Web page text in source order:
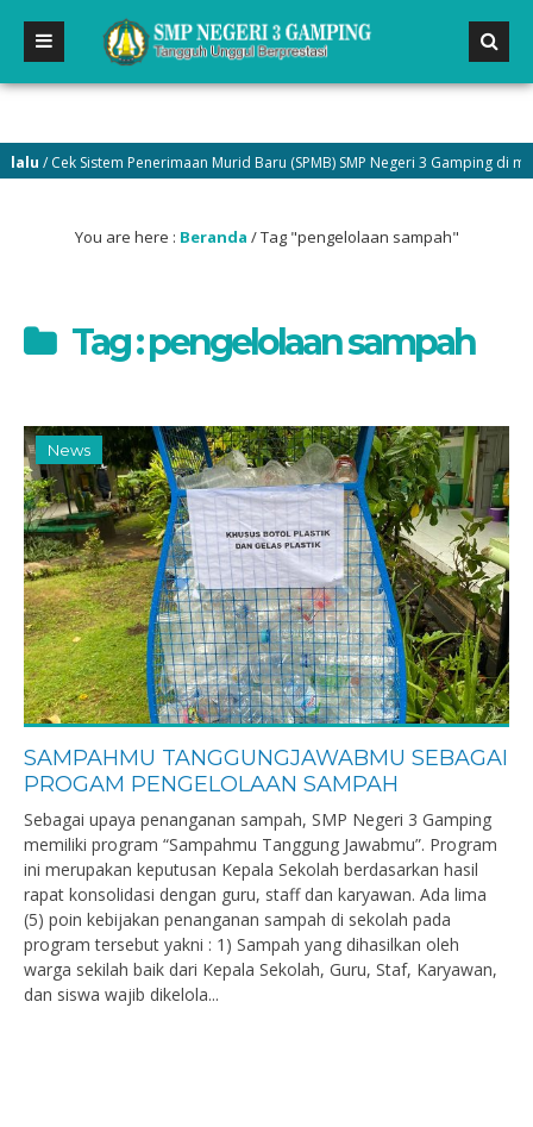
/ Cek Sistem Penerimaan Murid Baru (SPMB) SMP Negeri 3 Gamping di
You are here : Beranda /Tag "pengelolaan sampah"
Tag : pengelolaan sampah
News
SAMPAHMU TANGGUNGJAWABMU SEBAGAI
PROGAM PENGELOLAAN SAMPAH
Sebagai upaya penanganan sampah, SMP Negeri 3 Gamping
memiliki program “Sampahmu Tanggung Jawabmu”. Program
ini merupakan keputusan Kepala Sekolah berdasarkan hasil
rapat konsolidasi dengan guru, staff dan karyawan. Ada lima
(5) poin kebijakan penanganan sampah di sekolah pada
program tersebut yakni : 1) Sampah yang dihasilkan oleh
warga sekilah baik dari Kepala Sekolah, Guru, Staf, Karyawan,
dan siswa wajib dikelola...